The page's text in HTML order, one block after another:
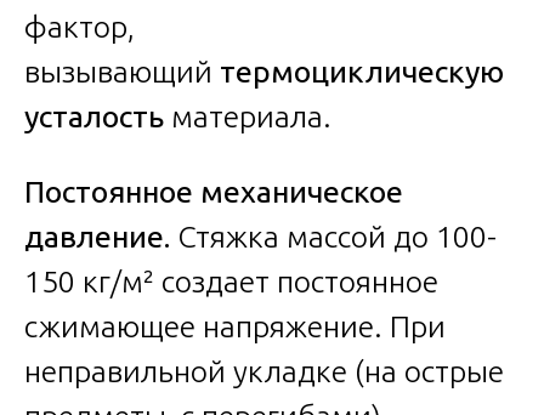
фактор,
вызывающий термоциклическую
усталость материала.
Постоянное механическое
давление. Стяжка массой до 100-
150 кг/м² создает постоянное
сжимающее напряжение. При
неправильной укладке (на острые